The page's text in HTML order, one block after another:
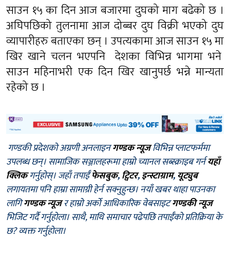
साउन १५ का दिन आज बजारमा दुघको माग बढेको छ ।
अघिपछिको तुलनामा आज दोब्बर दुघ विक्री भएको दुघ
व्यापारीहरु बताएका छन् । उपत्यकामा आज साउन १५ मा
खिर खाने चलन भएपनि देशका विभिन्न भागमा भने
साउन महिनाभरी एक दिन खिर खानुपर्छ भन्ने मान्यता
रहेको छ ।
गण्डकी प्रदेशको अग्रणी अनलाइनगण्डक न्यूजविभिन्न प्लाटफर्ममा
उपलब्ध छन्। सामाजिक सञ्जालहरूमा हाम्रो च्यानल सब्स्क्राइब गर्नयहाँ
क्लिकगर्नुहोस्। जहाँ तपाईँफेसबुक,ट्विटर,इन्स्टाग्राम, यूट्युब
लगायतमा पनि हाम्रा सामाग्री हेर्न सक्नुहुन्छ। नयाँ खबर थाहा पाउनका
लागिगण्डक न्यूजर हाम्रो अर्को आधिकारिक वेबसाइटगण्डकी न्यूज
भिजिट गर्दै गर्नुहोला। साथै, माथि समाचार पढेपछि तपाईँको प्रतिक्रिया के
छ? व्यक्त गर्नुहोला।